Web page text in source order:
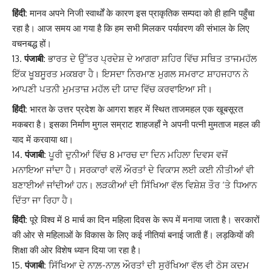
हिंदी: मानव अपने निजी स्वार्थों के कारण इस प्राकृतिक सम्पदा को ही हानि पहुँचा
रहा है। आज समय आ गया है कि हम सभी मिलकर पर्यावरण की संभाल के लिए
वचनबद्ध हों।
पंजाबी: ਭਾਰਤ ਦੇ ਉੱਤਰ ਪ੍ਰਦੇਸ਼ ਦੇ ਆਗਰਾ ਸ਼ਹਿਰ ਵਿੱਚ ਸਥਿਤ ਤਾਜਮਹੱਲ
ਇੱਕ ਖੂਬਸੂਰਤ ਮਕਬਰਾ ਹੈ। ਇਸਦਾ ਨਿਰਮਾਣ ਮੁਗਲ ਸਮਰਾਟ ਸ਼ਾਹਜਹਾਨ ਨੇ
ਆਪਣੀ ਪਤਨੀ ਮੁਮਤਾਜ਼ ਮਹੱਲ ਦੀ ਯਾਦ ਵਿੱਚ ਕਰਵਾਇਆ ਸੀ।
हिंदी: भारत के उत्तर प्रदेश के आगरा शहर में स्थित ताजमहल एक खूबसूरत
मकबरा है। इसका निर्माण मुगल सम्राट शाहजहाँ ने अपनी पत्नी मुमताज महल की
याद में करवाया था।
पंजाबी: ਪੂਰੀ ਦੁਨੀਆਂ ਵਿੱਚ 8 ਮਾਰਚ ਦਾ ਦਿਨ ਮਹਿਲਾ ਦਿਵਸ ਵਜੋਂ
ਮਨਾਇਆ ਜਾਂਦਾ ਹੈ। ਸਰਕਾਰਾਂ ਵਲੋਂ ਔਰਤਾਂ ਦੇ ਵਿਕਾਸ ਲਈ ਕਈ ਨੀਤੀਆਂ ਵੀ
ਬਣਾਈਆਂ ਜਾਂਦੀਆਂ ਹਨ। ਲੜਕੀਆਂ ਦੀ ਸਿੱਖਿਆ ਵੱਲ ਵਿਸ਼ੇਸ਼ ਤੌਰ ‘ਤੇ ਧਿਆਨ
ਦਿੱਤਾ ਜਾ ਰਿਹਾ ਹੈ।
हिंदी: पूरे विश्व में 8 मार्च का दिन महिला दिवस के रूप में मनाया जाता है। सरकारों
की ओर से महिलाओं के विकास के लिए कई नीतियां बनाई जाती हैं। लड़कियों की
शिक्षा की ओर विशेष ध्यान दिया जा रहा है।
पंजाबी: ਸਿੱਖਿਆ ਦੇ ਨਾਲ਼-ਨਾਲ਼ ਔਰਤਾਂ ਦੀ ਸੁਰੱਖਿਆ ਵੱਲ ਵੀ ਠੋਸ ਕਦਮ